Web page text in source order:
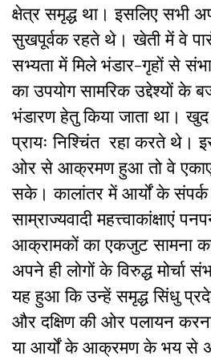
क्षेत्र समृद्ध था। इसलिए सभी
सुखपूर्वक रहते थे। खेती में वे
सभ्यता में मिले भंडार-गृहों से
का उपयोग सामरिक उद्देश्यों के
भंडारण हेतु किया जाता था। खुद
प्रायः निश्चिंत रहा करते थे।
ओर से आक्रमण हुआ तो वे
सके। कालांतर में आर्यों के
साम्राज्यवादी महत्त्वाकांक्षाएं
आक्रामकों का एकजुट सामना
अपने ही लोगों के विरुद्ध मोर्चा
यह हुआ कि उन्हें समृद्ध सिंधु
और दक्षिण की ओर पलायन
या आर्यों के आक्रमण के भय से